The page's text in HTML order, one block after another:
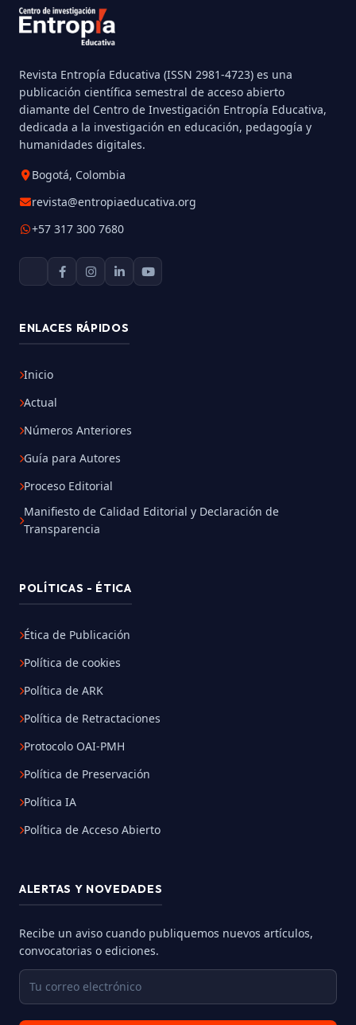
Revista Entropía Educativa (ISSN 2981-4723) es una
publicación científica semestral de acceso abierto
diamante del Centro de Investigación Entropía Educativa,
dedicada a la investigación en educación, pedagogía y
humanidades digitales.
Bogotá, Colombia
revista@entropiaeducativa.org
+57 317 300 7680
ENLACES RÁPIDOS
Inicio
Actual
Números Anteriores
Guía para Autores
Proceso Editorial
Manifiesto de Calidad Editorial y Declaración de
Transparencia
POLÍTICAS - ÉTICA
Ética de Publicación
Política de cookies
Política de ARK
Política de Retractaciones
Protocolo OAI-PMH
Política de Preservación
Política IA
Política de Acceso Abierto
ALERTAS Y NOVEDADES
Recibe un aviso cuando publiquemos nuevos artículos,
convocatorias o ediciones.